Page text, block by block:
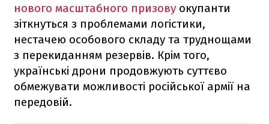
нового масштабного призову окупанти
зіткнуться з проблемами логістики,
нестачею особового складу та труднощами
з перекиданням резервів. Крім того,
українські дрони продовжують суттєво
обмежувати можливості російської армії на
передовій.